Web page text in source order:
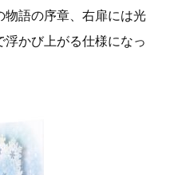
物語の序章、右扉には光
かび上がる仕様になっ